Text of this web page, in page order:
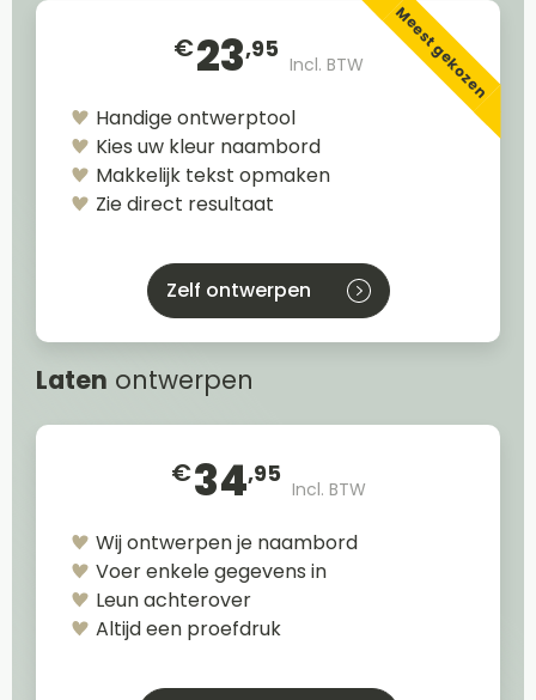
€23,95
Incl. BTW Meest gekozen
Handige ontwerptool
Kies uw kleur naambord
Makkelijk tekst opmaken
Zie direct resultaat
Zelf ontwerpen
Laten ontwerpen
€34,95
Incl. BTW
Wij ontwerpen je naambord
Voer enkele gegevens in
Leun achterover
Altijd een proefdruk